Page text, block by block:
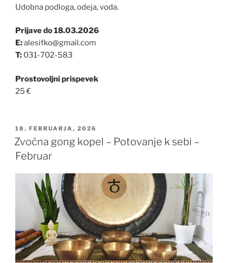
Udobna podloga, odeja, voda.
Prijave do 18.03.2026
E:alesifko@gmail.com
T: 031-702-583
Prostovoljni prispevek
25 €
OBJAVLJENO
DNE
18. FEBRUARJA, 2026
Zvočna gong kopel – Potovanje k sebi –
Februar